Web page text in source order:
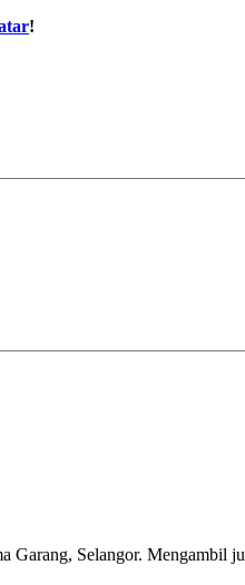
!
Garang, Selangor. Mengambil